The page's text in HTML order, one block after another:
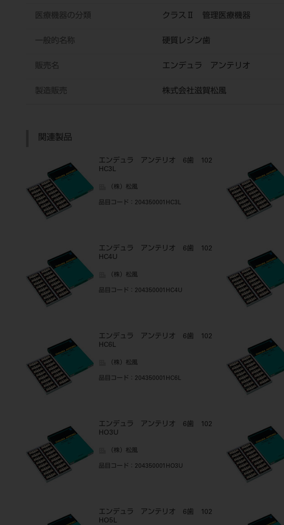
医療機器の分類 クラスⅡ 管理医療機器
一般的名称 硬質レジン歯
販売名 エンデュラ アンテリオ
製造販売 株式会社滋賀松風
関連製品
エンデュラ アンテリオ 6歯 102
HC3L
（株）松風
品目コード ：204350001HC3L
エンデュラ アンテリオ 6歯 102
HC4U
（株）松風
品目コード ：204350001HC4U
エンデュラ アンテリオ 6歯 102
HC6L
（株）松風
品目コード ：204350001HC6L
エンデュラ アンテリオ 6歯 102
HO3U
（株）松風
品目コード ：204350001HO3U
エンデュラ アンテリオ 6歯 102
HO5L